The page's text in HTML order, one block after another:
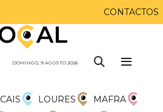
CONTACTOS
DOMINGO, 9 AGOSTO 2026
LOURES
MAFRA